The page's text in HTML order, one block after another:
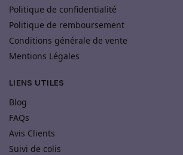
Politique de confidentialité
Politique de remboursement
Conditions générale de vente
Mentions Légales
LIENS UTILES
Blog
FAQs
Avis Clients
Suivi de colis